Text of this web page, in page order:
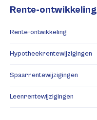
Rente-ontwikkeling
Rente-ontwikkeling
Hypotheekrentewijzigingen
Spaarrentewijzigingen
Leenrentewijzigingen